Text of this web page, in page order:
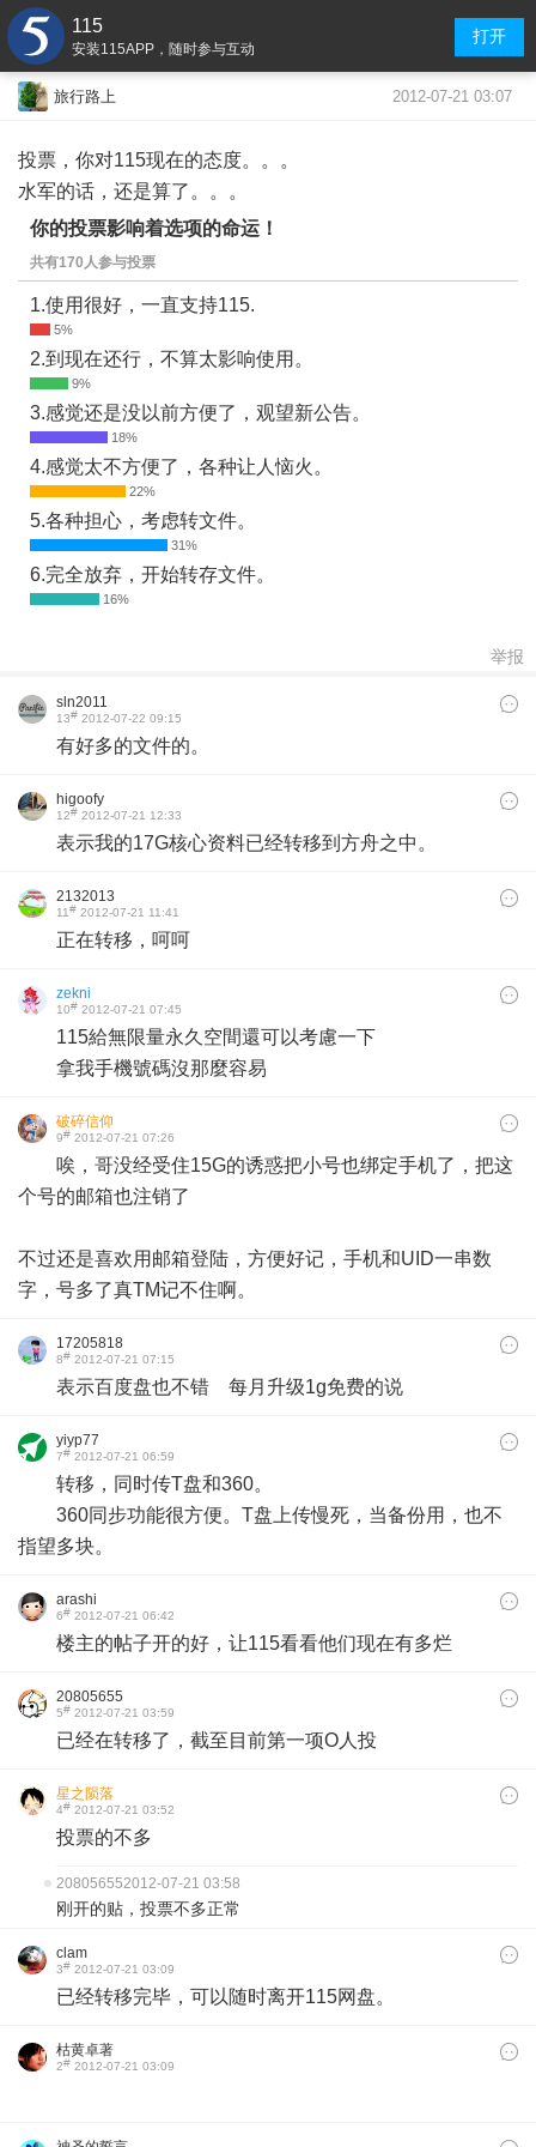
115
安装115APP，随时参与互动
打开
旅行路上 2012-07-21 03:07
投票，你对115现在的态度。。。
水军的话，还是算了。。。
你的投票影响着选项的命运！
共有170人参与投票
1.使用很好，一直支持115.
2.到现在还行，不算太影响使用。
3.感觉还是没以前方便了，观望新公告。
4.感觉太不方便了，各种让人恼火。
5.各种担心，考虑转文件。
6.完全放弃，开始转存文件。
举报
sln2011
13# 2012-07-22 09:15
有好多的文件的。
higoofy
12# 2012-07-21 12:33
表示我的17G核心资料已经转移到方舟之中。
2132013
11# 2012-07-21 11:41
正在转移，呵呵
zekni
10# 2012-07-21 07:45
115給無限量永久空間還可以考慮一下
拿我手機號碼沒那麼容易
破碎信仰
9# 2012-07-21 07:26
唉，哥没经受住15G的诱惑把小号也绑定手机了，把这
个号的邮箱也注销了
不过还是喜欢用邮箱登陆，方便好记，手机和UID一串数
字，号多了真TM记不住啊。
17205818
8# 2012-07-21 07:15
表示百度盘也不错 每月升级1g免费的说
yiyp77
7# 2012-07-21 06:59
转移，同时传T盘和360。
360同步功能很方便。T盘上传慢死，当备份用，也不
指望多块。
arashi
6# 2012-07-21 06:42
楼主的帖子开的好，让115看看他们现在有多烂
20805655
5# 2012-07-21 03:59
已经在转移了，截至目前第一项O人投
星之陨落
4# 2012-07-21 03:52
投票的不多
208056552012-07-21 03:58
刚开的贴，投票不多正常
clam
3# 2012-07-21 03:09
已经转移完毕，可以随时离开115网盘。
枯黄卓著
2# 2012-07-21 03:09